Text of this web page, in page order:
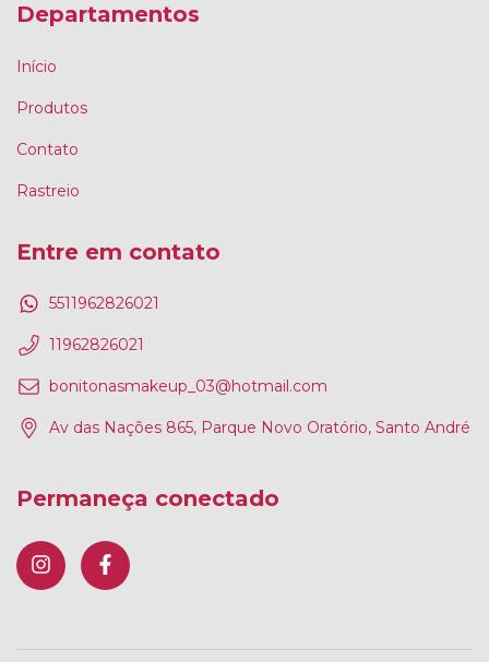
Departamentos
Início
Produtos
Contato
Rastreio
Entre em contato
5511962826021
11962826021
bonitonasmakeup_03@hotmail.com
Av das Nações 865, Parque Novo Oratório, Santo André
Permaneça conectado